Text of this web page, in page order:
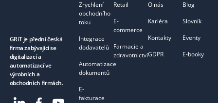
GRiT je přední česká
firma zabývající se
digitalizací a
automatizací ve
výrobních a
obchodních firmách.
Zrychlení
obchodního
toku
Integrace
dodavatelů
Automatizace
dokumentů
E-
fakturace
Retail
E-
commerce
Farmacie a
zdravotnictví
O nás
Kariéra
Kontakty
GDPR
Blog
Slovník
Eventy
E-booky